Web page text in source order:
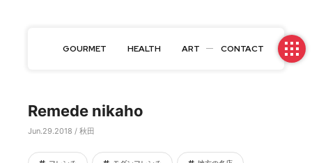
GOURMET HEALTH ART CONTACT
Remede nikaho
Jun.29.2018 / 秋田